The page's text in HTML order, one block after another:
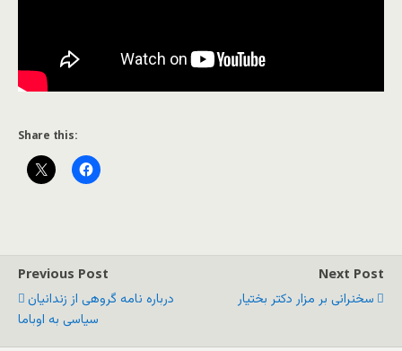
Share this:
Previous Post
درباره نامه گروهی از زندانیان
سیاسی به اوباما
Next Post
سخنرانی بر مزار دکتر بختیار